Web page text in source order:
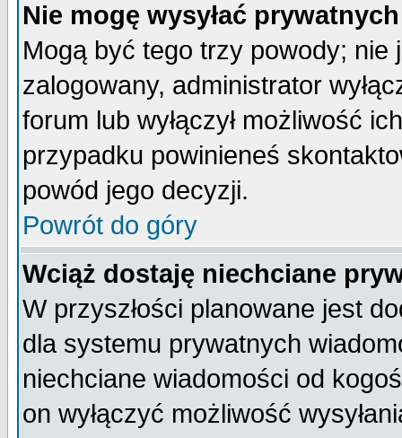
Nie mogę wysyłać
Mogą być tego trzy powody;
zalogowany, administrator
forum lub wyłączył możliwość
przypadku powinieneś
powód jego decyzji.
Powrót do góry
Wciąż dostaję niechciane
W przyszłości planowane jest
dla systemu prywatnych
niechciane wiadomości od
on wyłączyć możliwość